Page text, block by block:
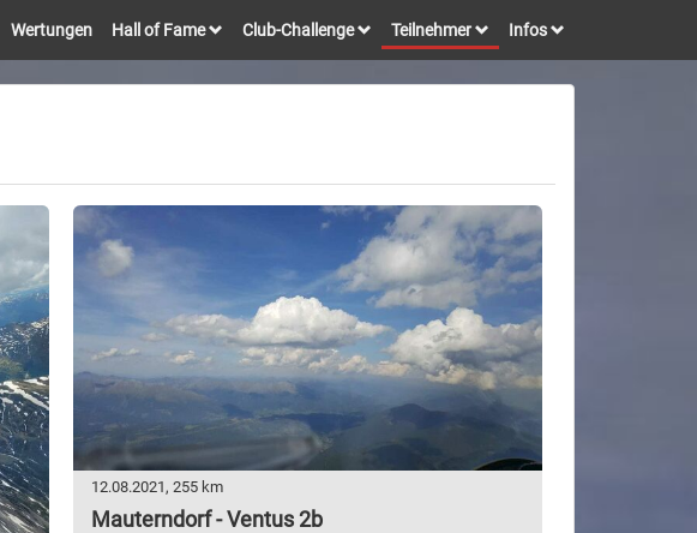
Wertungen Hall of Fame Club-Challenge Teilnehmer Infos
12.08.2021, 255 km
Mauterndorf - Ventus 2b